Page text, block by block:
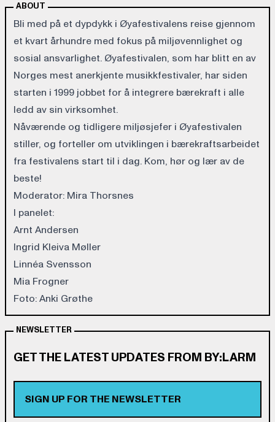
ABOUT
Bli med på et dypdykk i Øyafestivalens reise gjennom
et kvart århundre med fokus på miljøvennlighet og
sosial ansvarlighet. Øyafestivalen, som har blitt en av
Norges mest anerkjente musikkfestivaler, har siden
starten i 1999 jobbet for å integrere bærekraft i alle
ledd av sin virksomhet.
Nåværende og tidligere miljøsjefer i Øyafestivalen
stiller, og forteller om utviklingen i bærekraftsarbeidet
fra festivalens start til i dag. Kom, hør og lær av de
beste!
Moderator: Mira Thorsnes
I panelet:
Arnt Andersen
Ingrid Kleiva Møller
Linnéa Svensson
Mia Frogner
Foto: Anki Grøthe
NEWSLETTER
GET THE LATEST UPDATES FROM BY:LARM
SIGN UP FOR THE NEWSLETTER